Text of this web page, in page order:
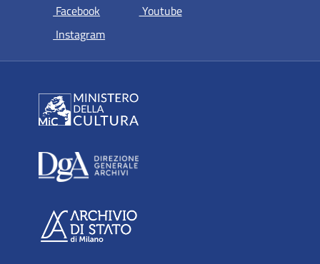
Facebook si apre in una nuova scheda
Youtubesi apre in una nuova scheda
Instagramsi apre in una nuova scheda